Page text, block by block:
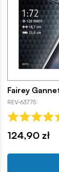
Fairey
REV-63775
124,90 zł